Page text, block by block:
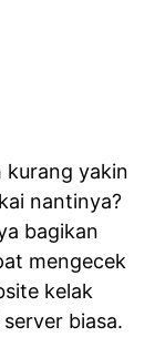
kurang yakin
nantinya?
bagikan
mengecek
kelak
biasa.